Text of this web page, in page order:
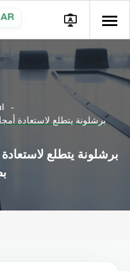
AR
برشلونة يتطلع لاستعادة
برشلونة يتطلع